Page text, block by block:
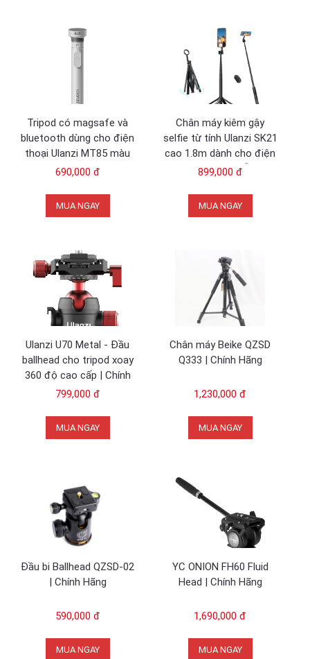
Tripod có magsafe và
bluetooth dùng cho điện
thoại Ulanzi MT85 màu
trắng
690,000 đ
MUA NGAY
Chân máy kiêm gậy
selfie từ tính Ulanzi SK21
cao 1.8m dành cho điện
thoại di động hỗ trợ
899,000 đ
MUA NGAY
Ulanzi U70 Metal - Đầu
ballhead cho tripod xoay
360 độ cao cấp | Chính
Hãng
799,000 đ
MUA NGAY
Chân máy Beike QZSD
Q333 | Chính Hãng
1,230,000 đ
MUA NGAY
Đầu bi Ballhead QZSD-02
| Chính Hãng
590,000 đ
MUA NGAY
YC ONION FH60 Fluid
Head | Chính Hãng
1,690,000 đ
MUA NGAY